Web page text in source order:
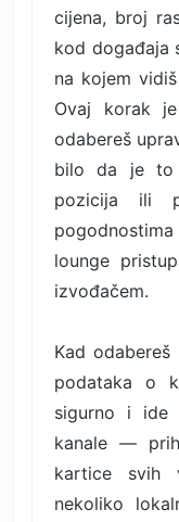
cijena, broj
kod događaja
na kojem
Ovaj korak
odabereš
bilo da je to
pozicija ili
lounge
izvođačem.
Kad odabereš
podataka o
sigurno i ide
kanale —
kartice svih
nekoliko